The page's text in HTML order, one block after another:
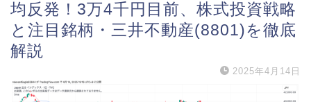
均反発！3万4千円目前、株式投資戦略
と注目銘柄・三井不動産(8801)を徹底
解説
2025年4月14日